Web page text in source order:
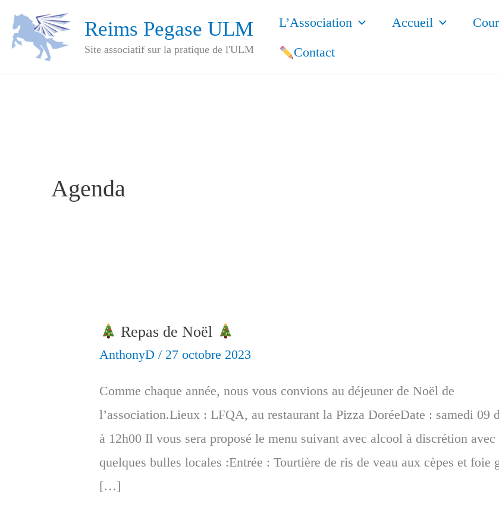
Aller
contenu
Reims Pegase ULM
Site associatif sur la pratique de l'ULM
L’Association Accueil
Contact
Agenda
Repas de Noël
AnthonyD / 27 octobre 2023
Comme chaque année, nous vous convions au déjeuner de Noël de
l’association.Lieux : LFQA, au restaurant la Pizza DoréeDate : samedi 09
à 12h00 Il vous sera proposé le menu suivant avec alcool à discrétion avec
quelques bulles locales :Entrée : Tourtière de ris de veau aux cèpes et foie
[…]